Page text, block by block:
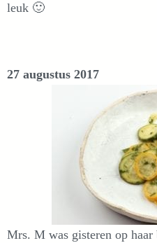
leuk 🙂
27 augustus 2017
Mrs. M was gisteren op